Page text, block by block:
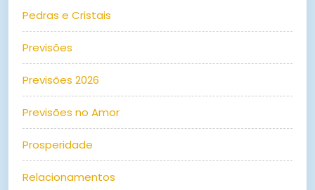
Pedras e Cristais
Previsões
Previsões 2026
Previsões no Amor
Prosperidade
Relacionamentos